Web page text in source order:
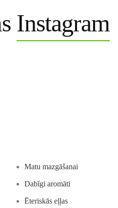
Instagram
Matu mazgāšanai
Dabīgi aromāti
Ēteriskās eļļas